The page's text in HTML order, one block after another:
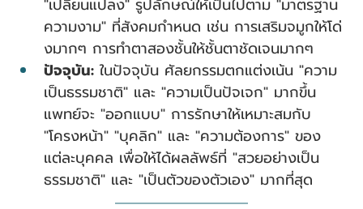
"เปลี่ยนแปลง" รูปลักษณ์ให้เป็นไปตาม "มาตรฐาน
ความงาม" ที่สังคมกำหนด เช่น การเสริมจมูกให้โด่
งมากๆ การทำตาสองชั้นให้ชั้นตาชัดเจนมากๆ
ปัจจุบัน: ในปัจจุบัน ศัลยกรรมตกแต่งเน้น "ความ
เป็นธรรมชาติ" และ "ความเป็นปัจเจก" มากขึ้น
แพทย์จะ "ออกแบบ" การรักษาให้เหมาะสมกับ
"โครงหน้า" "บุคลิก" และ "ความต้องการ" ของ
แต่ละบุคคล เพื่อให้ได้ผลลัพธ์ที่ "สวยอย่างเป็น
ธรรมชาติ" และ "เป็นตัวของตัวเอง" มากที่สุด